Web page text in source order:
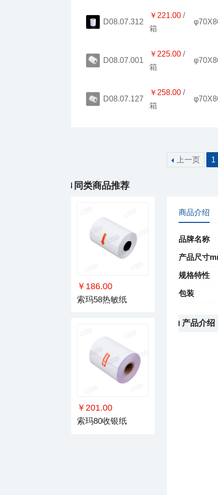
D08.07.312
￥221.00
箱
D08.07.001
￥225.00
箱
D08.07.127
￥258.00
箱
上一页 1
同类商品推荐
￥186.00
索玛58热敏纸
￥201.00
索玛80收银纸
商品介绍
品牌名称
产品尺寸
规格特性
包装
产品介绍